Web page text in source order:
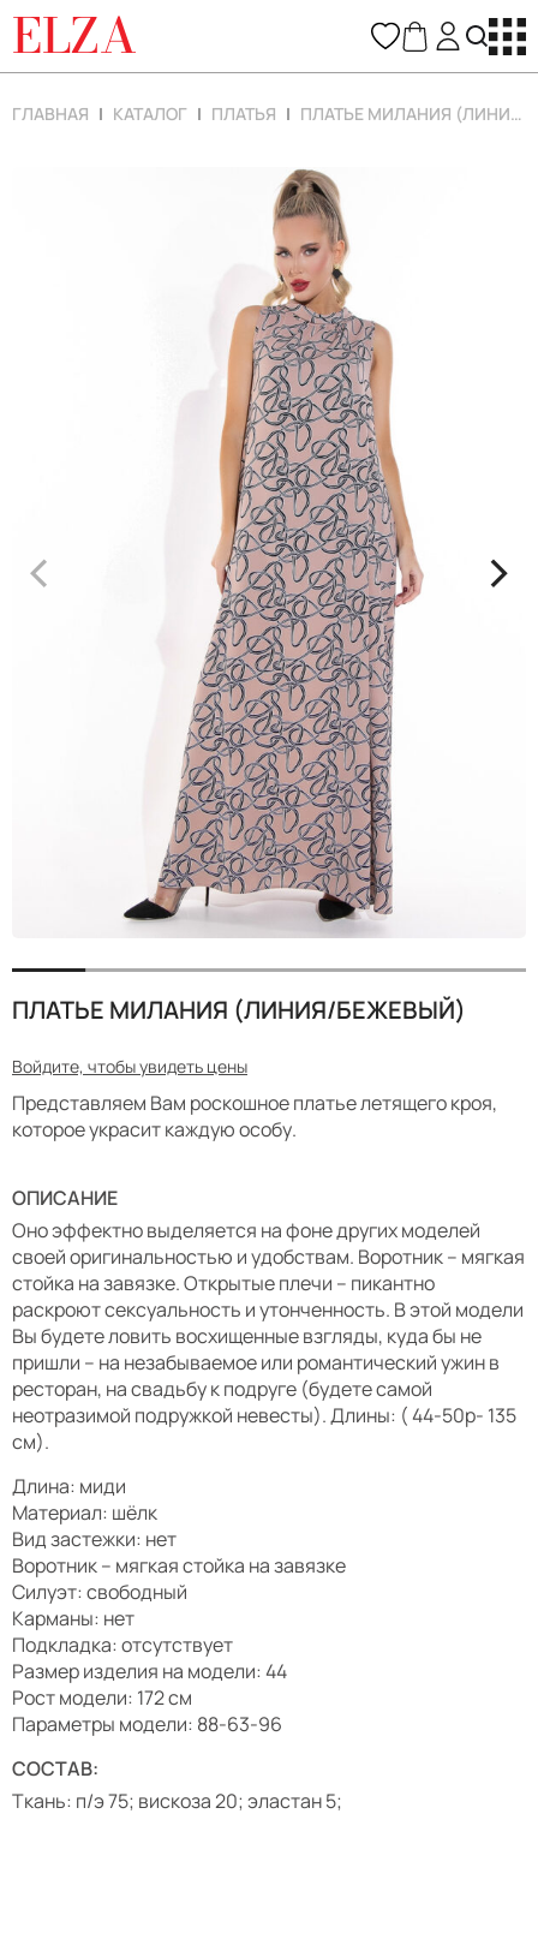
ELZA
ГЛАВНАЯ КАТАЛОГ ПЛАТЬЯ ПЛАТЬЕ МИЛАНИЯ (ЛИНИЯ/БЕЖЕВЫЙ)
< >
ПЛАТЬЕ МИЛАНИЯ (ЛИНИЯ/БЕЖЕВЫЙ)
Войдите, чтобы увидеть цены
Представляем Вам роскошное платье летящего кроя,
которое украсит каждую особу.
ОПИСАНИЕ
Оно эффектно выделяется на фоне других моделей
своей оригинальностью и удобствам. Воротник – мягкая
стойка на завязке. Открытые плечи – пикантно
раскроют сексуальность и утонченность. В этой модели
Вы будете ловить восхищенные взгляды, куда бы не
пришли – на незабываемое или романтический ужин в
ресторан, на свадьбу к подруге (будете самой
неотразимой подружкой невесты). Длины: ( 44-50р- 135
см).
Длина: миди
Материал: шёлк
Вид застежки: нет
Воротник – мягкая стойка на завязке
Силуэт: свободный
Карманы: нет
Подкладка: отсутствует
Размер изделия на модели: 44
Рост модели: 172 см
Параметры модели: 88-63-96
СОСТАВ:
Ткань: п/э 75; вискоза 20; эластан 5;